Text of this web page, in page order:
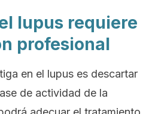
lupus requiere
profesional
en el lupus es descartar
de actividad de la